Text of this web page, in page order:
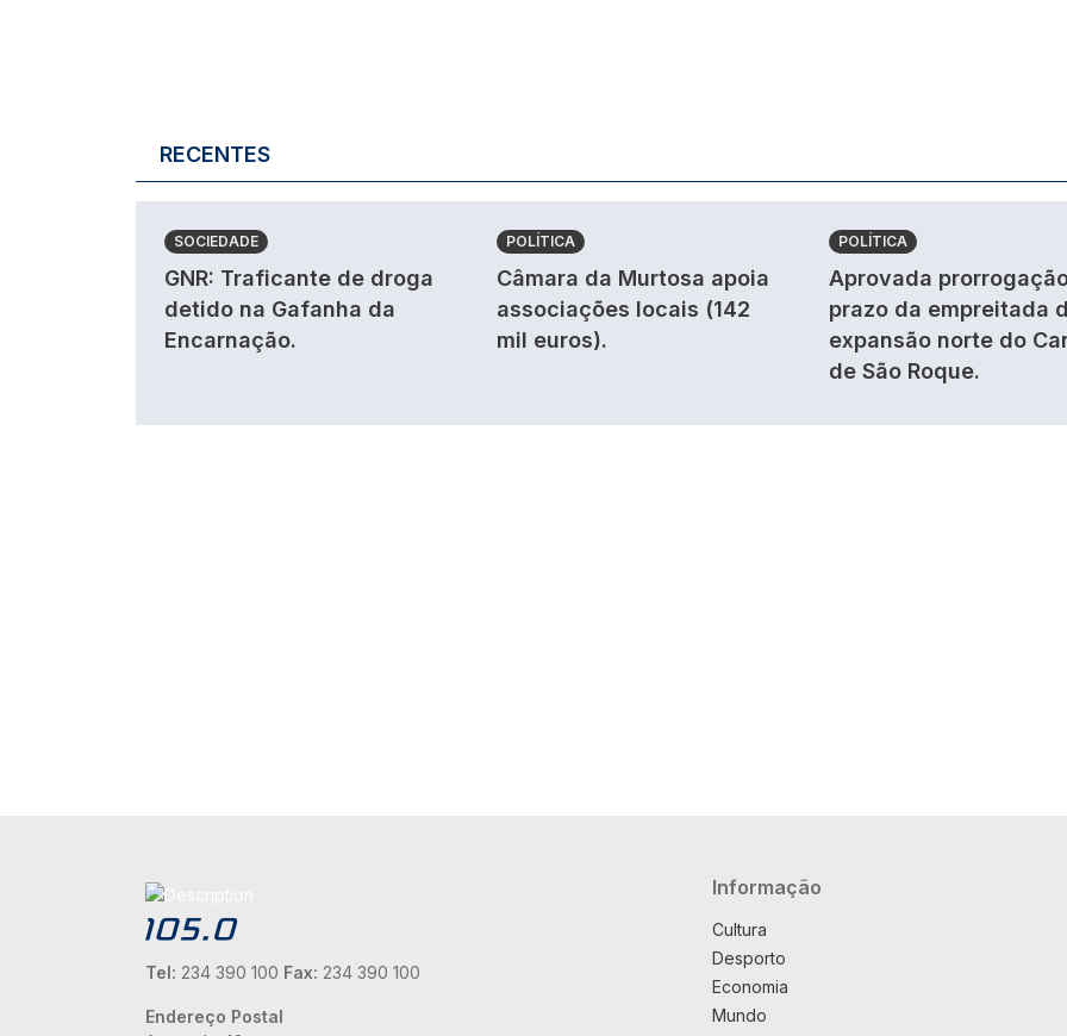
RECENTES
SOCIEDADE
GNR: Traficante de droga
detido na Gafanha da
Encarnação.
POLÍTICA
Câmara da Murtosa apoia
associações locais (142
mil euros).
POLÍTICA
Aprovada
prazo da empreitada
expansão norte do
de São Roque.
Tel: 234 390 100 Fax: 234 390 100
Endereço Postal
Navegação principal
Informação
Cultura
Desporto
Economia
Mundo